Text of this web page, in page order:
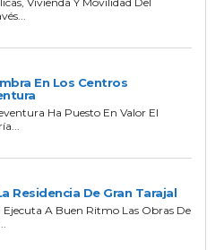
En Los Centros
Ha Puesto En Valor El
Residencia De Gran Tarajal
A Buen Ritmo Las Obras De